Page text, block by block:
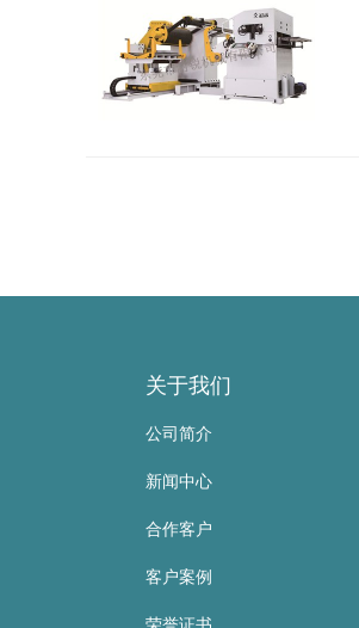
关于我们
公司简介
新闻中心
合作客户
客户案例